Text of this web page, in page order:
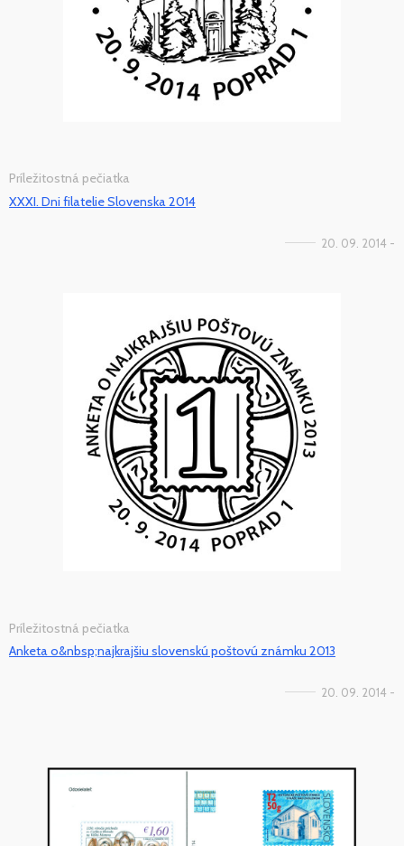
Príležitostná pečiatka
XXXI. Dni filatelie Slovenska 2014
20. 09. 2014 -
Príležitostná pečiatka
Anketa o&nbsp;najkrajšiu slovenskú poštovú známku 2013
20. 09. 2014 -